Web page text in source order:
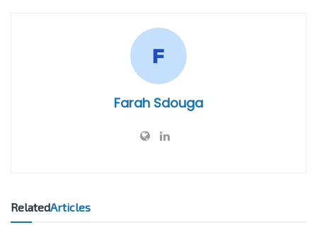
Farah Sdouga
RelatedArticles